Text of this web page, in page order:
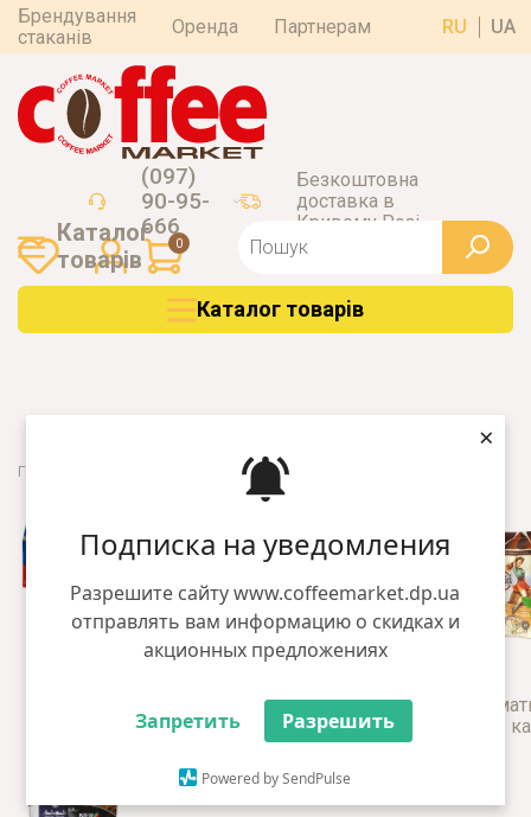
Подписка на уведомления
Разрешите сайту www.coffeemarket.dp.ua
отправлять вам информацию о скидках и
акционных предложениях
Запретить Разрешить
Powered by SendPulse
×
Брендування
стаканів
Оренда Партнерам RU UA
(097)
90-95-
666
Безкоштовна
доставка в
Кривому Розі
0
Каталог
товарiв
Каталог товарiв
Головна Totti Caffe
Свіжообсмажена
кава
Мелена
кава